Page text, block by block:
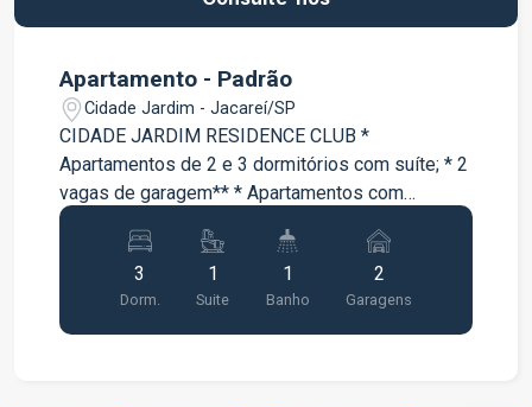
Apartamento - Padrão
Cidade Jardim - Jacareí/SP
CIDADE JARDIM RESIDENCE CLUB *
Apartamentos de 2 e 3 dormitórios com suíte; * 2
vagas de garagem** * Apartamentos com
varanda * Lazer completo entregue e equipado e
decorado;
3
Dorm.
1
Suite
1
Banho
2
Garagens